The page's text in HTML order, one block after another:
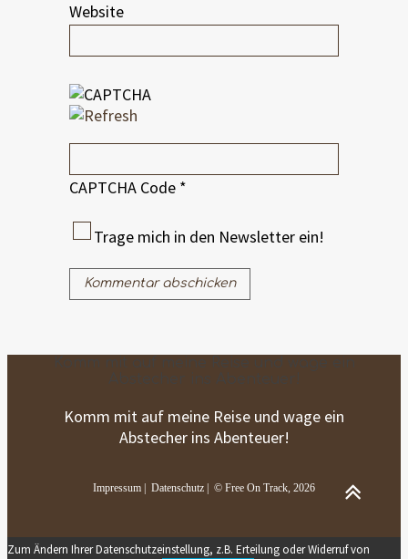
Website
CAPTCHA Code *
Trage mich in den Newsletter ein!
Komm mit auf meine Reise und wage ein
Abstecher ins Abenteuer!
Impressum Datenschutz | © Free On Track, 2026
Zum Ändern Ihrer Datenschutzeinstellung, z.B. Erteilung oder Widerruf von